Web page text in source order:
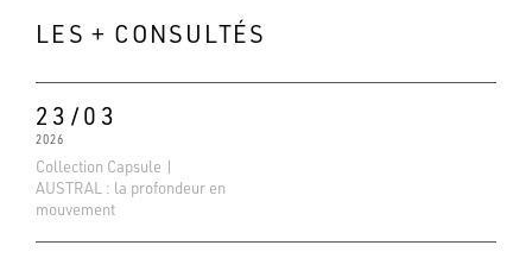
LES + CONSULTÉS
23/03
2026
Collection Capsule |
AUSTRAL : la profondeur en
mouvement